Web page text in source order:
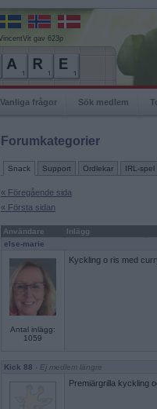
gav 623p
Vanliga frågor Sök medlem
Forumkategorier
Snack Support Ordlekar IRL-spel
« Föregående sida
« Första sidan
Användare
Inlägg
else-marie
Antal inlägg:
1059
Kyckling o ris med
Kick 88 - Ej medlem längre
Premiärgrilla kyckling